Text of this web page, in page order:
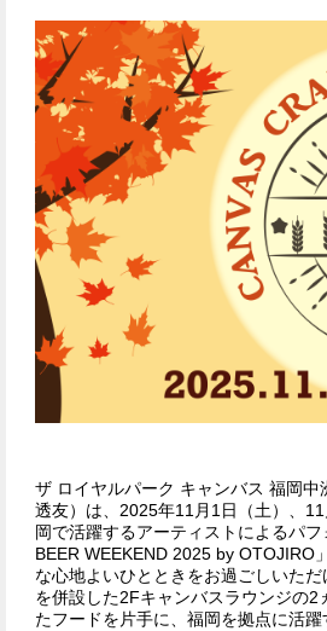
ザ ロイヤルパーク キャンバス 福岡
透友）は、2025年11月1日（土）、
岡で活躍するアーティストによるパ
BEER WEEKEND 2025 by OTOJIRO
な心地よいひとときをお過ごしいた
を併設した2Fキャンバスラウンジの
たフードを片手に、福岡を拠点に活